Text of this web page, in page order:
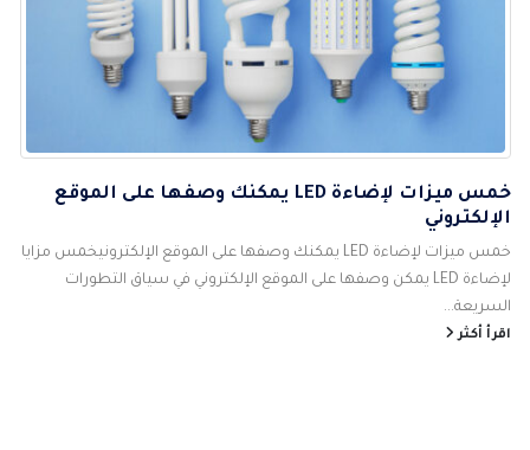
خمس ميزات لإضاءة LED يمكنك وصفها على الموقع
الإلكتروني
خمس ميزات لإضاءة LED يمكنك وصفها على الموقع الإلكترونيخمس مزايا
لإضاءة LED يمكن وصفها على الموقع الإلكتروني في سياق التطورات
السريعة...
اقرأ أكثر